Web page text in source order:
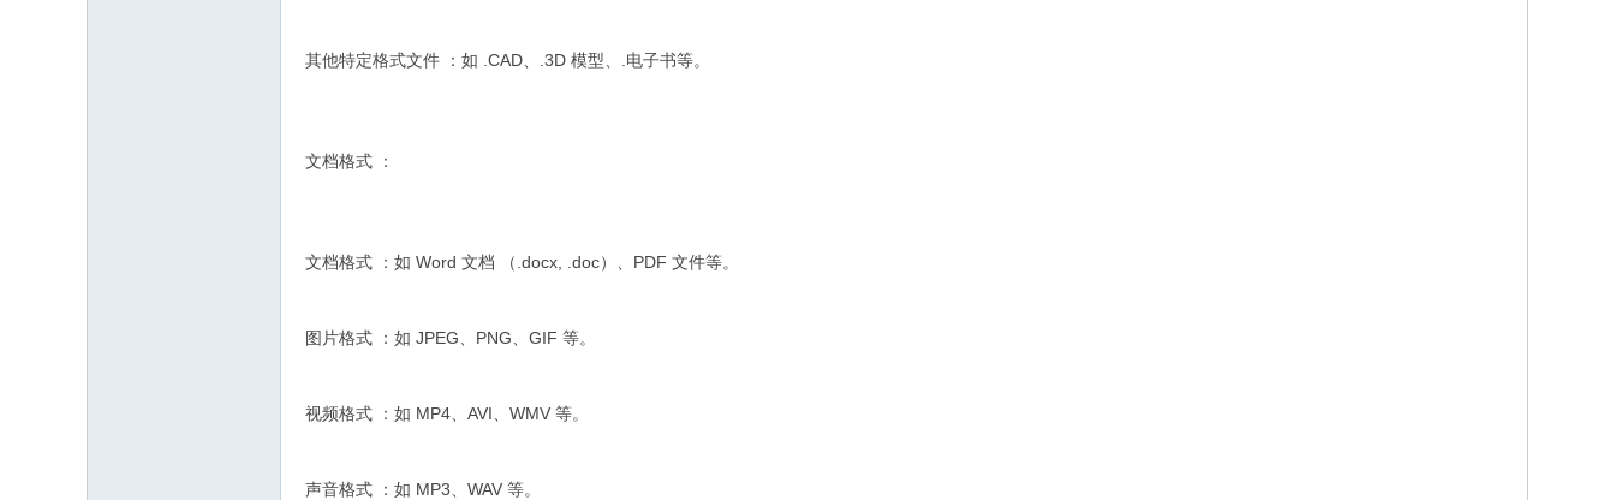
其他特定格式文件 ：如 .CAD、.3D 模型、.电子书等。
文档格式 ：
文档格式 ：如 Word 文档 （.docx, .doc）、PDF 文件等。
图片格式 ：如 JPEG、PNG、GIF 等。
视频格式 ：如 MP4、AVI、WMV 等。
声音格式 ：如 MP3、WAV 等。